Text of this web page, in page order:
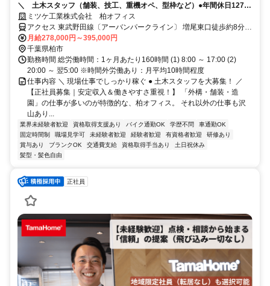
＼ 土木スタッフ（舗装、技工、重機オペ、型枠など）●年間休日127日
●土日祝休み ●昇給・賞与あり ／
ミツケ工業株式会社 柏オフィス
アクセス 東武野田線〔アーバンパークライン〕 増尾東口徒歩約8分、
東武野田線〔アーバンパークライン〕 逆井西口徒歩約12分、東武野
田線〔アーバンパークライン〕 新柏西口徒歩約24分
月給278,000円～395,000円
千葉県柏市
勤務時間 総労働時間：1ヶ月あたり160時間 (1) 8:00 ～ 17:00 (2)
20:00 ～ 翌5:00 ※時間外労働あり：月平均10時間程度
仕事内容 ＼ 現場仕事でしっかり稼ぐ ● 土木スタッフを大募集！ ／
【正社員募集｜安定収入＆働きやすさ重視！】 「外構・舗装・造
園」の仕事が多いのが特徴的な、柏オフィス。 それ以外の仕事も沢
山あり...
業界未経験者歓迎 資格取得支援あり バイク通勤OK 学歴不問
車通勤OK
固定時間制
職場見学可 未経験者歓迎 経験者歓迎 有資格者歓迎
研修あり
賞与あり
ブランクOK 交通費支給 資格取得手当あり
土日祝休み
髪型・髪色自由
正社員